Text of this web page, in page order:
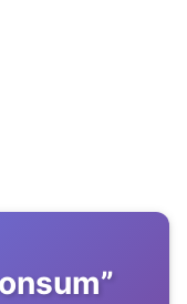
”